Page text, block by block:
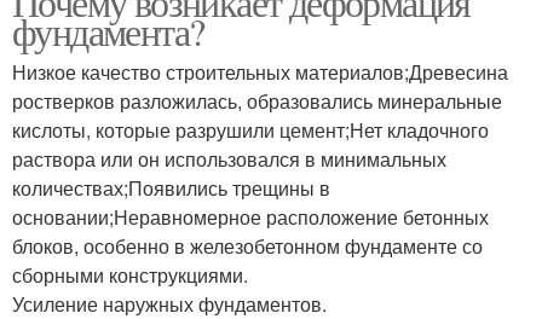
фундамента?
Низкое качество строительных материалов;Древесина
ростверков разложилась, образовались минеральные
кислоты, которые разрушили цемент;Нет кладочного
раствора или он использовался в минимальных
количествах;Появились трещины в
основании;Неравномерное расположение бетонных
блоков, особенно в железобетонном фундаменте со
сборными конструкциями.
Усиление наружных фундаментов.